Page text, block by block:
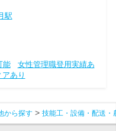
駅
能
女性管理職登用実績あ
あり
から探す 技能工・設備・配送・